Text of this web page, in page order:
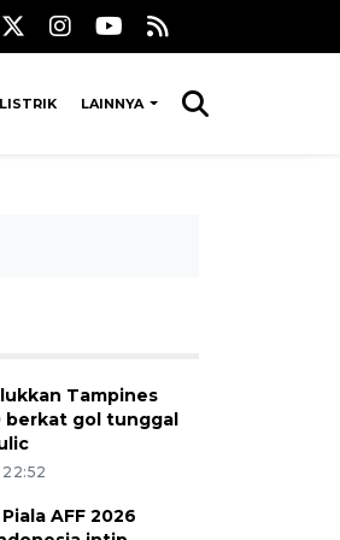
LAINNYA
Tampines
berkat gol tunggal
AFF 2026